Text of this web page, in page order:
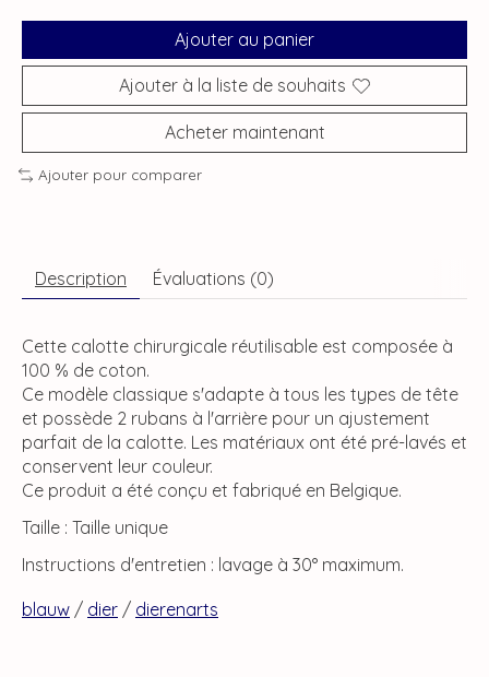
Ajouter au panier
Ajouter à la liste de souhaits
Acheter maintenant
Ajouter pour comparer
Description Évaluations (0)
Cette calotte chirurgicale réutilisable est composée à
100 % de coton.
Ce modèle classique s'adapte à tous les types de tête
et possède 2 rubans à l'arrière pour un ajustement
parfait de la calotte. Les matériaux ont été pré-lavés et
conservent leur couleur.
Ce produit a été conçu et fabriqué en Belgique.
Taille : Taille unique
Instructions d'entretien : lavage à 30° maximum.
blauw / dier / dierenarts